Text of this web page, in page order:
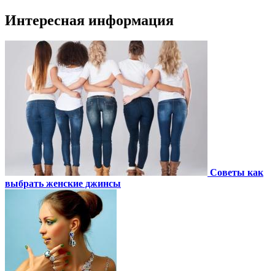
Интересная информация
Советы как
выбрать женские джинсы